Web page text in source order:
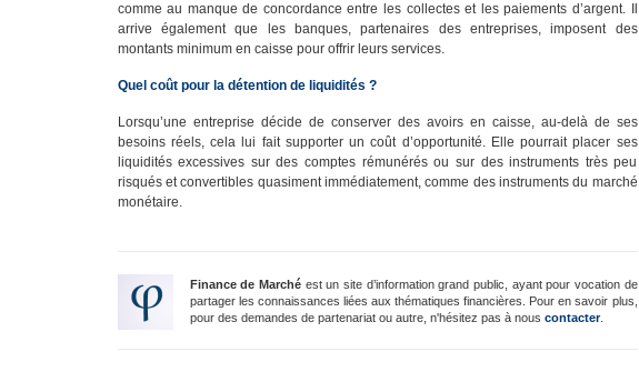
comme au manque de concordance entre les collectes et les paiements d’argent. Il
arrive également que les banques, partenaires des entreprises, imposent des
montants minimum en caisse pour offrir leurs services.
Quel coût pour la détention de liquidités ?
Lorsqu’une entreprise décide de conserver des avoirs en caisse, au-delà de ses
besoins réels, cela lui fait supporter un coût d’opportunité. Elle pourrait placer ses
liquidités excessives sur des comptes rémunérés ou sur des instruments très peu
risqués et convertibles quasiment immédiatement, comme des instruments du marché
monétaire.
Finance de Marchéest un site d’information grand public, ayant pour vocation de
partager les connaissances liées aux thématiques financières. Pour en savoir plus,
pour des demandes de partenariat ou autre, n'hésitez pas à nous contacter.